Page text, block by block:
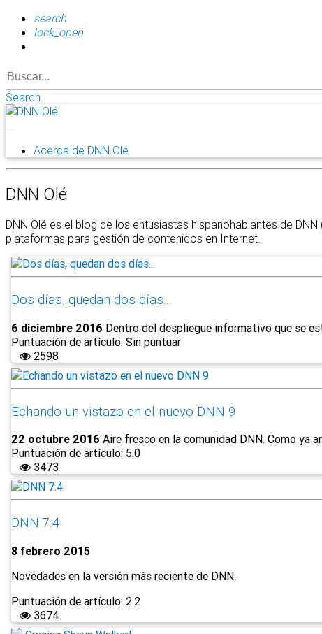
search
lock_open
Search
Acerca de DNN Olé
DNN Olé
DNN Olé es el blog de los entusiastas hispanohablantes de
plataformas para gestión de contenidos en Internet.
Dos días, quedan dos días...
6 diciembre 2016 Dentro del despliegue informativo que se
Puntuación de artículo: Sin puntuar
2598
Echando un vistazo en el nuevo DNN 9
22 octubre 2016 Aire fresco en la comunidad DNN. Como ya
Puntuación de artículo: 5.0
3473
DNN 7.4
8 febrero 2015
Novedades en la versión más reciente de DNN.
Puntuación de artículo: 2.2
3674